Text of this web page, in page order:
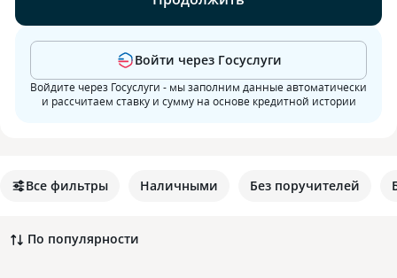
Войдите через Госуслуги - мы заполним данные автоматически
и рассчитаем ставку и сумму на основе кредитной истории
Войти через Госуслуги
Все фильтры Наличными Без поручителей
По популярности